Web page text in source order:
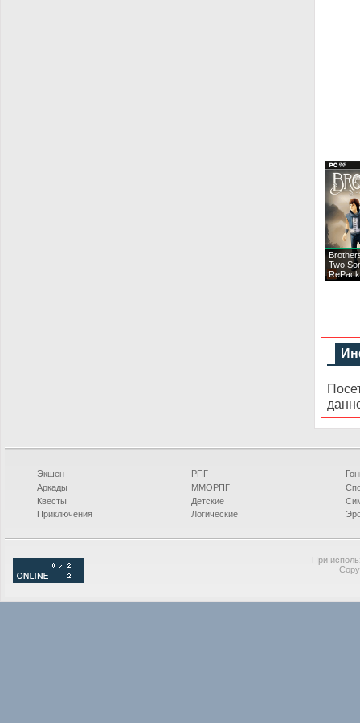
Two
RePack
Экшен
Аркады
Квесты
Приключения
РПГ
ММОРПГ
Детские
Логические
При